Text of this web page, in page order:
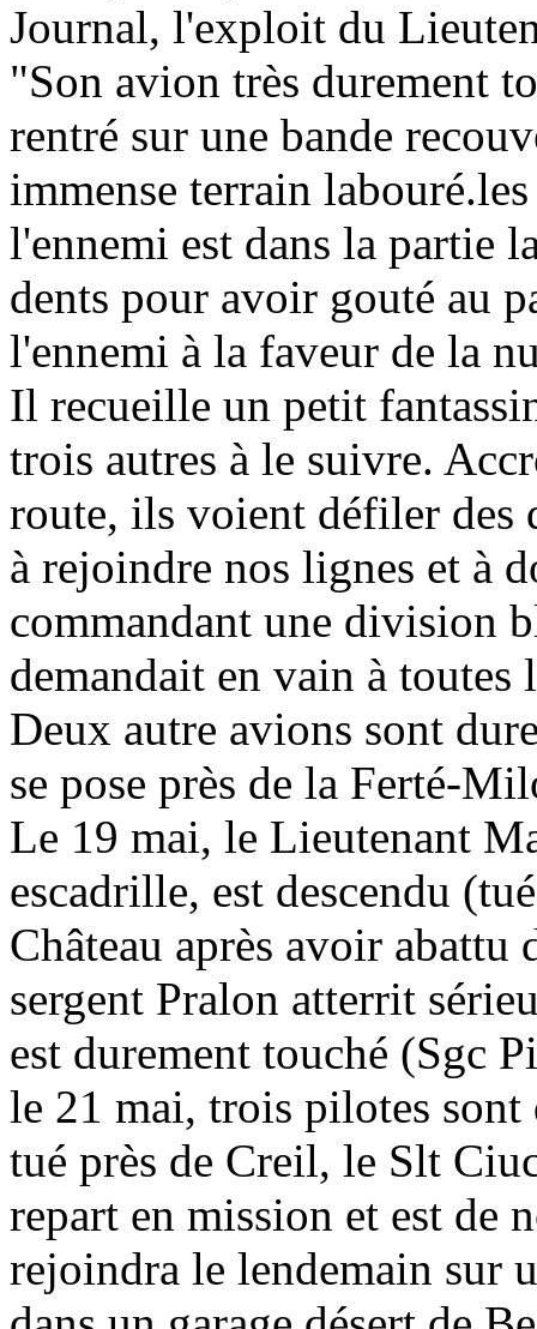
Journal, l'exploit du
"Son avion très durement
rentré sur une bande
immense terrain
l'ennemi est dans la partie
dents pour avoir gouté au
l'ennemi à la faveur de la
Il recueille un petit
trois autres à le suivre.
route, ils voient défiler des
à rejoindre nos lignes et à
commandant une division
demandait en vain à
Deux autre avions sont
se pose près de la Ferté-
Le 19 mai, le Lieutenant
escadrille, est descendu
Château après avoir abattu
sergent Pralon atterrit
est durement touché (Sgc
le 21 mai, trois pilotes sont
tué près de Creil, le Slt
repart en mission et est de
rejoindra le lendemain sur